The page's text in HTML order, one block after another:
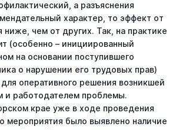
Получить скидку
оценка рисков
несчастных случаев
контроль
охране труда
Заказать звонок
Оставить заявку
Оставить заявку
а разъяснения
характер, то эффект от
ниже, чем от других. Так, на практике
(особенно – инициированный
на основании поступившего
о нарушении его трудовых прав)
оперативного решения возникшей
и работодателем проблемы.
крае уже в ходе проведения
мероприятия было выявлено наличие